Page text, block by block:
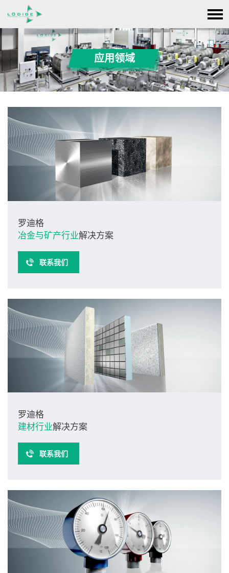
应用领域
罗迪格
冶金与矿产行业解决方案
联系我们
罗迪格
建材行业解决方案
联系我们